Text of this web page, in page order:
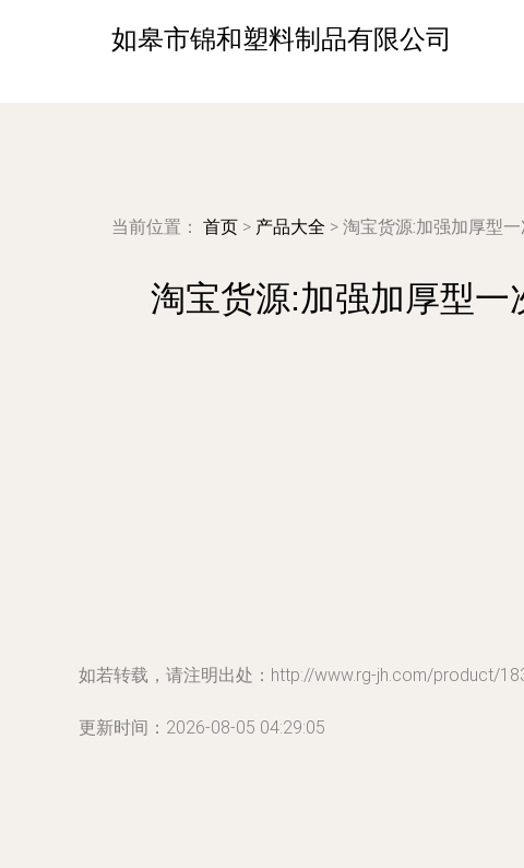
如皋市锦和塑料制品有限公司
当前位置： 首页 > 产品大全 > 淘宝货源:加强加厚型
淘宝货源:加强加厚型
如若转载，请注明出处：http://www.rg-jh.com/product/
更新时间：2026-08-05 04:29:05